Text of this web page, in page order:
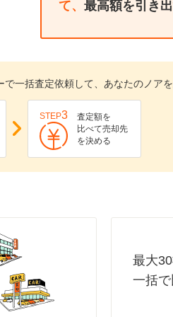
て、 最高額を引き
で一括査定依頼して、あなたのノア
STEP3
査定額を
比べて売却先
を決める
最大
一括で